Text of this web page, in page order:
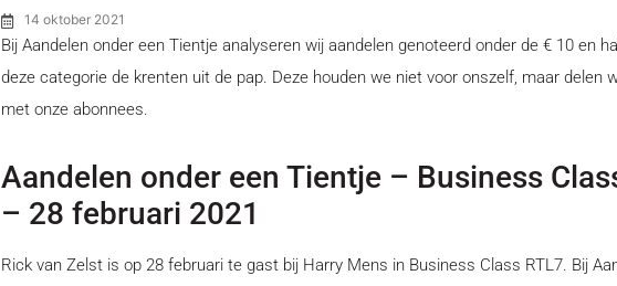
14 oktober 2021
Bij Aandelen onder een Tientje analyseren wij aandelen genoteerd onder de € 10 en
deze categorie de krenten uit de pap. Deze houden we niet voor onszelf, maar delen
met onze abonnees.
Aandelen onder een Tientje – Business
– 28 februari 2021
Rick van Zelst is op 28 februari te gast bij Harry Mens in Business Class RTL7. Bij